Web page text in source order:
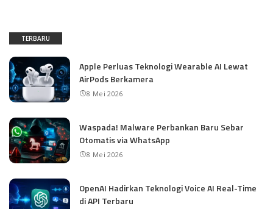
TERBARU
Apple Perluas Teknologi Wearable AI Lewat
AirPods Berkamera
8 Mei 2026
Waspada! Malware Perbankan Baru Sebar
Otomatis via WhatsApp
8 Mei 2026
OpenAI Hadirkan Teknologi Voice AI Real-Time
di API Terbaru